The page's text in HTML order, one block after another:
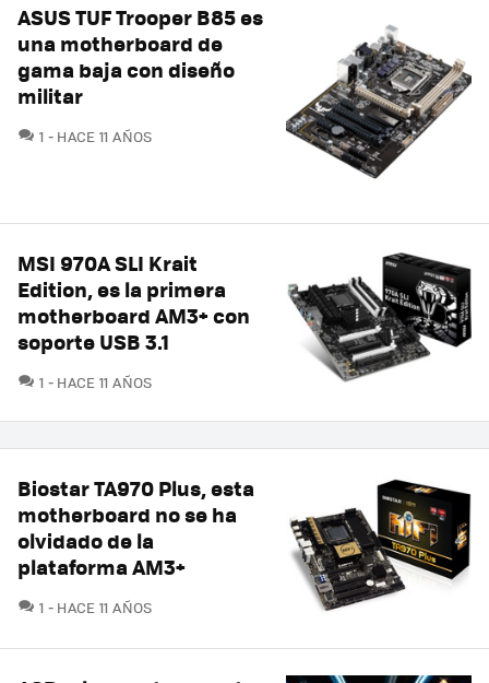
ASUS TUF Trooper B85 es
una motherboard de
gama baja con diseño
militar
1 COMENTARIOS
HACE 11 AÑOS
MSI 970A SLI Krait
Edition, es la primera
motherboard AM3+ con
soporte USB 3.1
1 COMENTARIOS
HACE 11 AÑOS
Biostar TA970 Plus, esta
motherboard no se ha
olvidado de la
plataforma AM3+
1 COMENTARIOS
HACE 11 AÑOS